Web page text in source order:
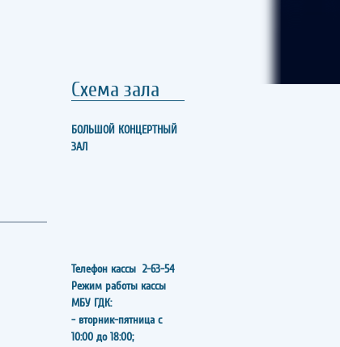
Схема зала
БОЛЬШОЙ КОНЦЕРТНЫЙ
ЗАЛ
Телефон кассы 2-63-54
Режим работы кассы
МБУ ГДК:
- вторник-пятница с
10:00 до 18:00;